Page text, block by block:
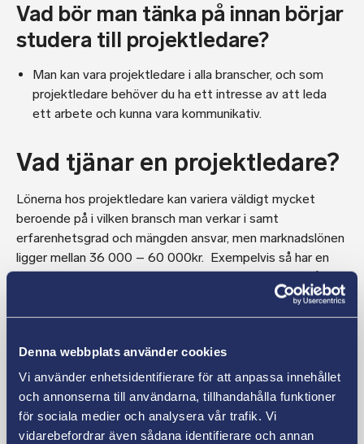
Denna webbplats använder cookies
Vi använder enhetsidentifierare för att anpassa innehållet
och annonserna till användarna, tillhandahålla funktioner
för sociala medier och analysera vår trafik. Vi
vidarebefordrar även sådana identifierare och annan
Vad bör man tänka på innan börjar
studera till projektledare?
Man kan vara projektledare i alla branscher, och som
projektledare behöver du ha ett intresse av att leda
ett arbete och kunna vara kommunikativ.
Vad tjänar en projektledare?
Lönerna hos projektledare kan variera väldigt mycket
beroende på i vilken bransch man verkar i samt
erfarenhetsgrad och mängden ansvar, men marknadslönen
ligger mellan 36 000 – 60 000kr. Exempelvis så har en
projektledare inom IT 46 500 kr i medellön.För att nå den
högre löneintervallet krävs vanligtvis att man leder större
projekt, har längre erfarenhet, har många
ansvar. Snittet är beräknat på alla åldrar, utbildningsnivåer
och sektorer. Naturligtvis ligger löneläget i det högre
spannet för personer inom privat sektor med lång
erfarenhet och i det lägre för unga, nyutexaminerade
personer. Vill du veta mer om lönestatistik, besök SCB:s